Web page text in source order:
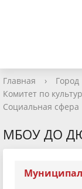
Главная › Город
Комитет по
Социальная сфера
МБОУ ДО